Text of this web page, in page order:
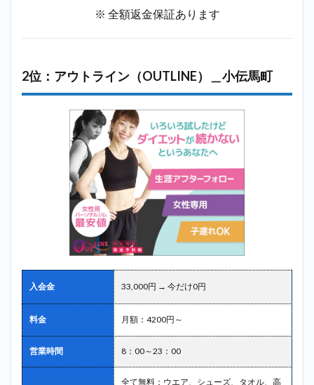
※ 全額返金保証あります
2位：アウトライン（OUTLINE）＿小伝馬町
入会金 33,000円 → 今だけ0円
料金 月額：4200円～
営業時間 8：00～23：00
全て無料：ウエア、シューズ、タオル、高